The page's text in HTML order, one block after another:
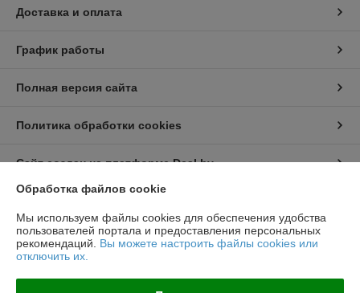
Доставка и оплата
График работы
Полная версия сайта
Политика обработки cookies
Сайт создан на платформе Deal.by
Информация для покупателя
Юридическое лицо: ООО "Топтрейдинвест"
223044, Минск ул Стебенева 10а
Обработка файлов cookie
Мы используем файлы cookies для обеспечения удобства
пользователей портала и предоставления персональных
рекомендаций. Вы можете настроить файлы cookies или
отключить их.